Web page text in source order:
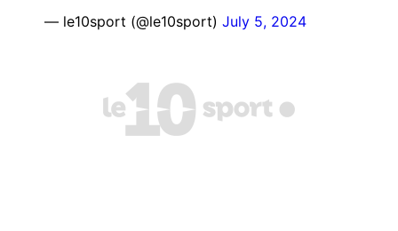
— le10sport (@le10sport) July 5, 2024